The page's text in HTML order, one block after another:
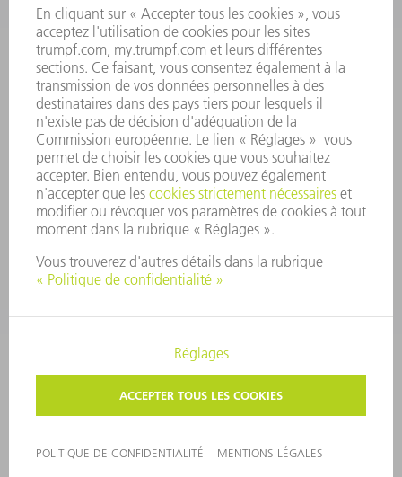
RAPPORT ANNUEL
PRINCIPES FONDAMENTAUX DE L'ENTREPRISE
CONFORMITÉ
SYSTÈME D'ALERTE
SÉCURITÉ
COMMUNIQUÉS DE PRESSE
MAGAZINE
DURABILITÉ
ENVIRONNEMENT ET CLIMAT
SOCIAL ET SOCIÉTÉ
GESTION D'ENTREPRISE
PROTECTION DES DONNÉES PERSONNELLES
COPYRIGHT ET DROIT DES MARQUES
PARAMÈTRES VIE PRIVÉE